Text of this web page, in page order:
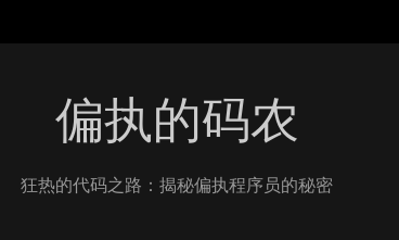
偏执的码农
狂热的代码之路：揭秘偏执程序员的秘密